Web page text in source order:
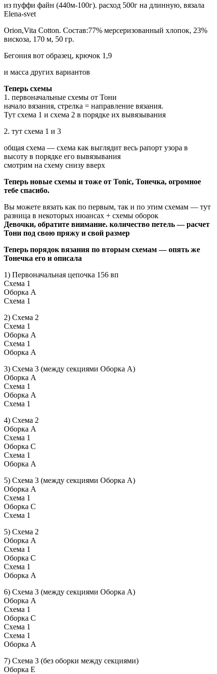
из пуффи файн (440м-100г). расход 500г на длинную, вязала
Elena-svet
Orion,Vita Cotton. Состав:77% мерсеризованный хлопок, 23%
вискоза, 170 м, 50 гр.
Бегония вот образец, крючок 1,9
и масса других вариантов
Теперь схемы
1. первоначальные схемы от Тони
начало вязания, стрелка = направление вязания.
Тут схема 1 и схема 2 в порядке их вывязывания
2. тут схема 1 и 3
общая схема — схема как выглядит весь рапорт узора в
высоту в порядке его вывязывания
смотрим на схему снизу вверх
Теперь новые схемы и тоже от Tonic, Тонечка, огромное
тебе спасибо.
Вы можете вязать как по первым, так и по этим схемам — тут
разница в некоторых нюансах + схемы оборок
Девочки, обратите внимание. количество петель — расчет
Тони под свою пряжу и свой размер
Теперь порядок вязания по вторым схемам — опять же
Тонечка его и описала
1) Первоначальная цепочка 156 вп
Схема 1
Оборка А
Схема 1
2) Схема 2
Схема 1
Оборка А
Схема 1
Оборка А
3) Схема 3 (между секциями Оборка А)
Оборка А
Схема 1
Оборка А
Схема 1
4) Схема 2
Оборка А
Схема 1
Оборка С
Схема 1
Оборка А
5) Схема 3 (между секциями Оборка А)
Оборка А
Схема 1
Оборка С
Схема 1
5) Схема 2
Оборка А
Схема 1
Оборка С
Схема 1
Оборка А
6) Схема 3 (между секциями Оборка А)
Оборка А
Схема 1
Оборка С
Схема 1
Схема 1
Оборка А
7) Схема 3 (без оборки между секциями)
Оборка Е